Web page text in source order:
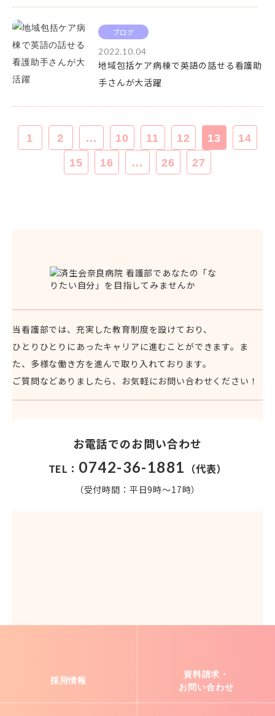
ブログ
2022.10.04
地域包括ケア病棟で英語の話せる看護助
手さんが大活躍
1 2 ... 10 11 12 13
14
15
16 ... 26 27
当看護部では、充実した教育制度を設けており、
ひとりひとりにあったキャリアに進むことができます。 ま
た、多様な働き方を進んで取り入れております。
ご質問などありましたら、お気軽にお問い合わせください！
お電話でのお問い合わせ
TEL： 0742-36-1881 （代表）
（受付時間：平日9時～17時）
採用情報
資料請求・
お問い合わせ